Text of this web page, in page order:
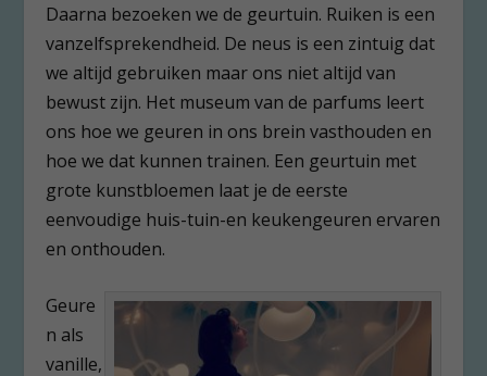
Daarna bezoeken we de geurtuin. Ruiken is een
vanzelfsprekendheid. De neus is een zintuig dat
we altijd gebruiken maar ons niet altijd van
bewust zijn. Het museum van de parfums leert
ons hoe we geuren in ons brein vasthouden en
hoe we dat kunnen trainen. Een geurtuin met
grote kunstbloemen laat je de eerste
eenvoudige huis-tuin-en keukengeuren ervaren
en onthouden.
Geure
n als
vanille,